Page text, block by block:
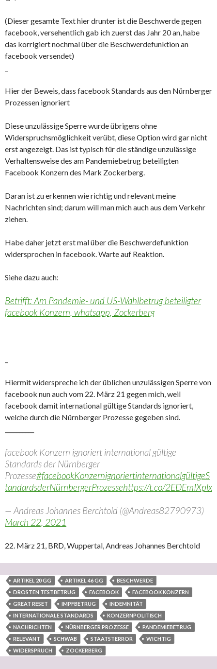
(Dieser gesamte Text hier drunter ist die Beschwerde gegen
facebook, versehentlich gab ich zuerst das Jahr 20 an, habe
das korrigiert nochmal über die Beschwerdefunktion an
facebook versendet)
Hier der Beweis, dass facebook Standards aus den Nürnberger
Prozessen ignoriert
Diese unzulässige Sperre wurde übrigens ohne
Widerspruchsmöglichkeit verübt, diese Option wird gar nicht
erst angezeigt. Das ist typisch für die ständige unzulässige
Verhaltensweise des am Pandemiebetrug beteiligten
Facebook Konzern des Mark Zockerberg.
Daran ist zu erkennen wie richtig und relevant meine
Nachrichten sind; darum will man mich auch aus dem Verkehr
ziehen.
Habe daher jetzt erst mal über die Beschwerdefunktion
widersprochen in facebook. Warte auf Reaktion.
Siehe dazu auch:
Betrifft: Am Pandemie- und US-Wahlbetrug beteiligter
facebook Konzern, whatsapp, Zockerberg
Hiermit widerspreche ich der üblichen unzulässigen Sperre von
facebook nun auch vom 22. März 21 gegen mich, weil
facebook damit international gültige Standards ignoriert,
welche durch die Nürnberger Prozesse gegeben sind.
facebook Konzern ignoriert international gültige
Standards der Nürnberger
Prozesse#facebookKonzernignoriertinternationalgültigeS
tandardsderNürnbergerProzessehttps://t.co/2EDEmIXplx
— Andreas Johannes Berchtold (@Andreas82790973)
March 22, 2021
22. März 21, BRD, Wuppertal, Andreas Johannes Berchtold
ARTIKEL 20 GG ARTIKEL 46 GG
BESCHWERDE
DROSTEN TESTBETRUG
FACEBOOK
FACEBOOK KONZERN
GREAT RESET
IMPFBETRUG
INDEMNITÄT
INTERNATIONALE STANDARDS
KONZERNPOLITISCH
NACHRICHTEN
NÜRNBERGER PROZESSE
PANDEMIEBETRUG
RELEVANT
SCHWAB STAATSTERROR
WICHTIG
WIDERSPRUCH
ZOCKERBERG